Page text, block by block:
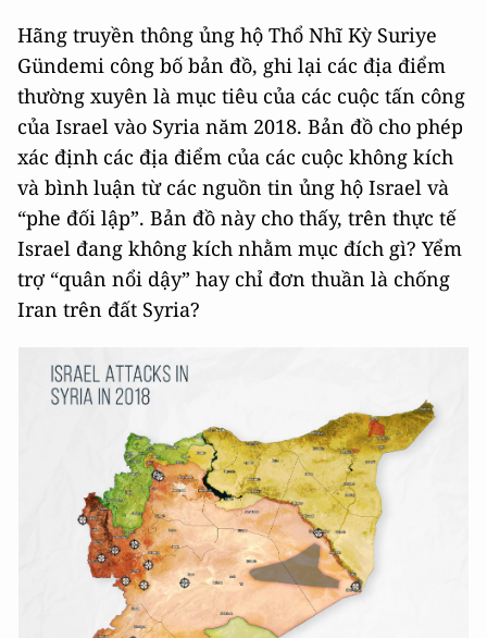
Hãng truyền thông ủng hộ Thổ Nhĩ Kỳ Suriye
Gündemi công bố bản đồ, ghi lại các địa điểm
thường xuyên là mục tiêu của các cuộc tấn công
của Israel vào Syria năm 2018. Bản đồ cho phép
xác định các địa điểm của các cuộc không kích
và bình luận từ các nguồn tin ủng hộ Israel và
“phe đối lập”. Bản đồ này cho thấy, trên thực tế
Israel đang không kích nhằm mục đích gì? Yểm
trợ “quân nổi dậy” hay chỉ đơn thuần là chống
Iran trên đất Syria?